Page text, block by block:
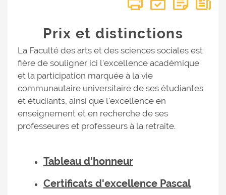
Prix et distinctions
La Faculté des arts et des sciences sociales est
fière de souligner ici l'excellence académique
et la participation marquée à la vie
communautaire universitaire de ses étudiantes
et étudiants, ainsi que l'excellence en
enseignement et en recherche de ses
professeures et professeurs à la retraite.
Tableau d'honneur
Certificats d'excellence Pascal